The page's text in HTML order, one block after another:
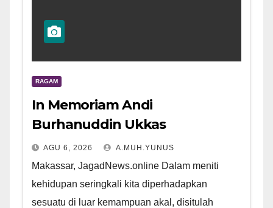
RAGAM
In Memoriam Andi
Burhanuddin Ukkas
AGU 6, 2026 A.MUH.YUNUS
Makassar, JagadNews.online Dalam meniti
kehidupan seringkali kita diperhadapkan
sesuatu di luar kemampuan akal, disitulah